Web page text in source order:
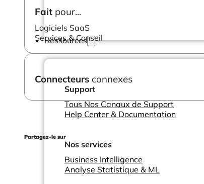
Ressources
Support
Tous Nos Canaux de Support
Help Center & Documentation
Nos services
Business Intelligence
Analyse Statistique & ML
Fait pour...
Logiciels SaaS
Services & Conseil
Connecteurs connexes
Partagez-le sur